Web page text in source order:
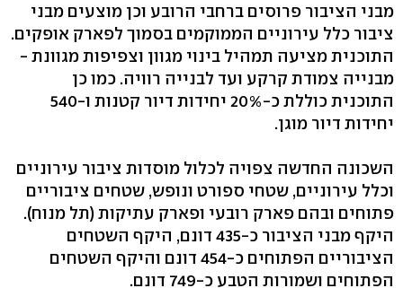
מבני הציבור פרוסים ברחבי הרובע וכן מוצעים מבני
ציבור כלל עירוניים הממוקמים בסמוך לפארק אופקים.
התוכנית מציעה תמהיל בינוי מגוון וצפיפות מגוונת -
מבנייה צמודת קרקע ועד לבנייה רוויה. כמו כן
התוכנית כוללת כ-20% יחידות דיור קטנות ו-540
יחידות דיור מוגן.
השכונה החדשה צפויה לכלול מוסדות ציבור עירוניים
וכלל עירוניים, שטחי ספורט ונופש, שטחים ציבוריים
פתוחים ובהם פארק רובעי ופארק עתיקות (תל מנוח).
היקף מבני הציבור כ-435 דונם, היקף השטחים
הציבוריים הפתוחים כ-454 דונם והיקף השטחים
הפתוחים ושמורות הטבע כ-749 דונם.